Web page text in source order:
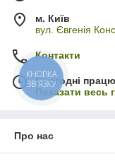
м. Київ
вул. Євгенія
Контакти
Сьогодні
Показати весь
Про нас
КНОПКА
ЗВ'ЯЗКУ